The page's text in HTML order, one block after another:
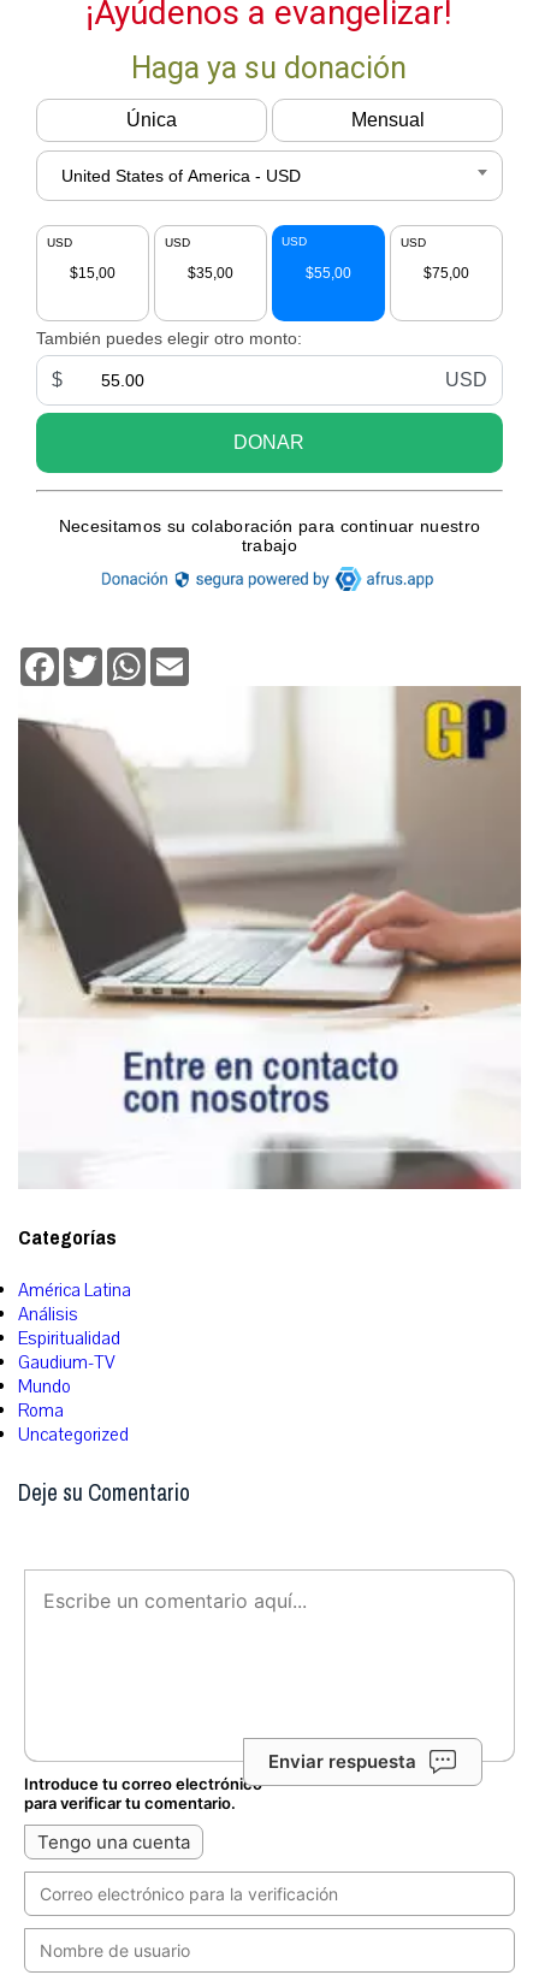
Facebook
TwitterWhatsApp
Categorías
América Latina
Análisis
Espiritualidad
Gaudium-TV
Mundo
Roma
Uncategorized
Deje su Comentario
Enviar respuesta
Introduce tu correo electrónico
para verificar tu comentario.
Tengo una cuenta